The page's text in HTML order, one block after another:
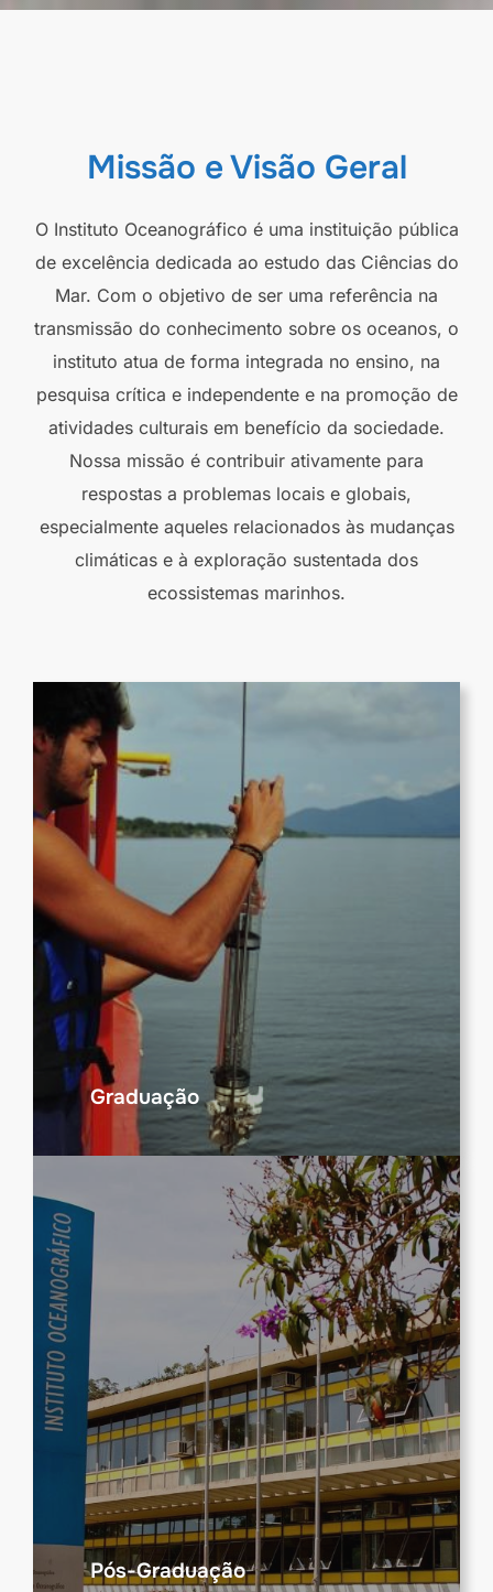
Missão e Visão Geral
O Instituto Oceanográfico é uma instituição pública
de excelência dedicada ao estudo das Ciências do
Mar. Com o objetivo de ser uma referência na
transmissão do conhecimento sobre os oceanos, o
instituto atua de forma integrada no ensino, na
pesquisa crítica e independente e na promoção de
atividades culturais em benefício da sociedade.
Nossa missão é contribuir ativamente para
respostas a problemas locais e globais,
especialmente aqueles relacionados às mudanças
climáticas e à exploração sustentada dos
ecossistemas marinhos.
Graduação
Pós-Graduação